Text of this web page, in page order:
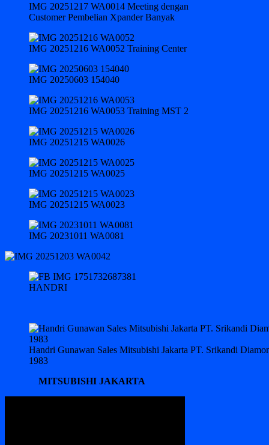
IMG 20251217 WA0014 Meeting dengan
Customer Pembelian Xpander Banyak
IMG 20251216 WA0052 Training Center
IMG 20250603 154040
IMG 20251216 WA0053 Training MST 2
IMG 20251215 WA0026
IMG 20251215 WA0025
IMG 20251215 WA0023
IMG 20231011 WA0081
HANDRI
Handri Gunawan Sales Mitsubishi Jakarta PT. Srikandi
1983
MITSUBISHI JAKARTA